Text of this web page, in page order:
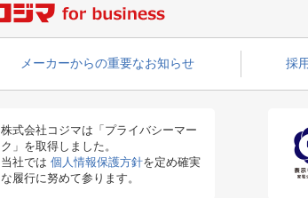
メーカーからの重要なお知らせ 採
株式会社コジマは「プライバシーマー
ク」を取得しました。
当社では 個人情報保護方針を定め確実
な履行に努めて参ります。